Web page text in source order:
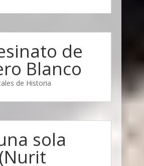
de
Blanco
de Historia
sola